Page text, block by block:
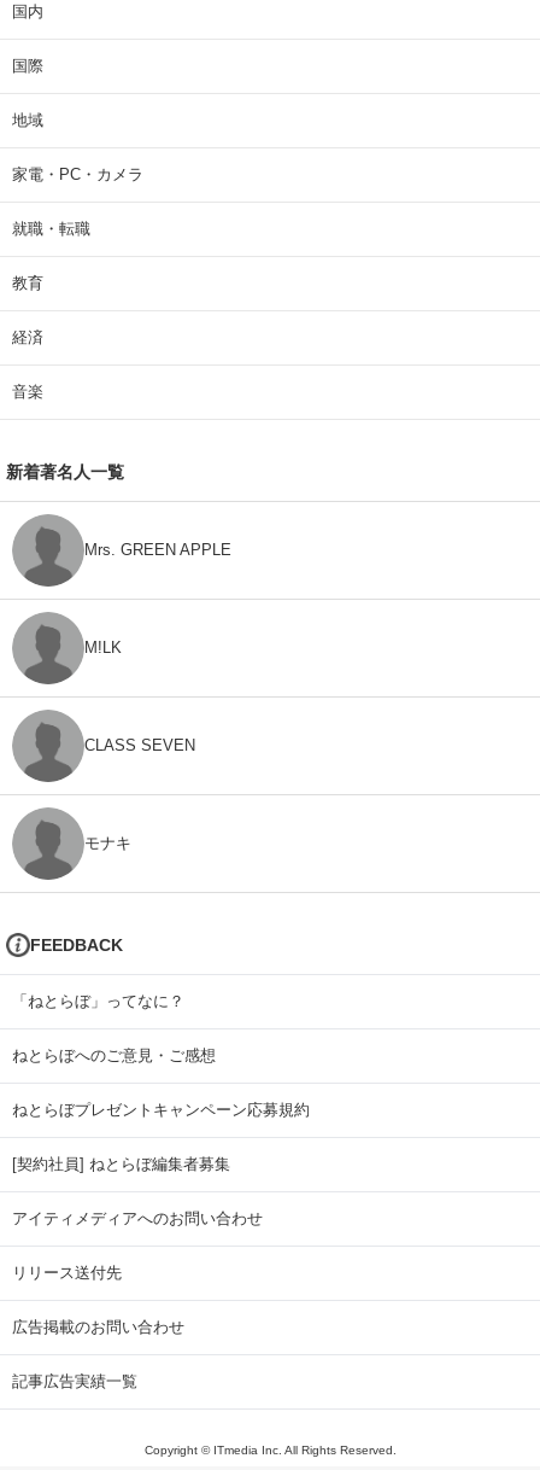
国内
国際
地域
家電・PC・カメラ
就職・転職
教育
経済
音楽
新着著名人一覧
Mrs. GREEN APPLE
M!LK
CLASS SEVEN
モナキ
FEEDBACK
「ねとらぼ」ってなに？
ねとらぼへのご意見・ご感想
ねとらぼプレゼントキャンペーン応募規約
[契約社員] ねとらぼ編集者募集
アイティメディアへのお問い合わせ
リリース送付先
広告掲載のお問い合わせ
記事広告実績一覧
Copyright © ITmedia Inc. All Rights Reserved.